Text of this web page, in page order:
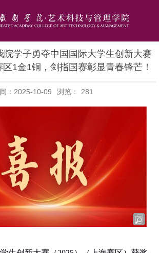
院学子勇夺中国国际大学生创新大赛
区1金1铜，剑指国赛彰显青春锋芒！
：2025-10-09 浏览： 281